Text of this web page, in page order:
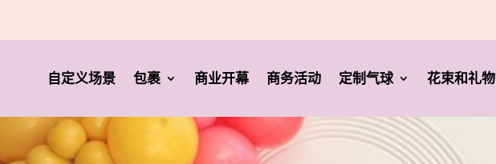
自定义场景 包裹 商业开幕 商务活动 定制气球 花束和礼物